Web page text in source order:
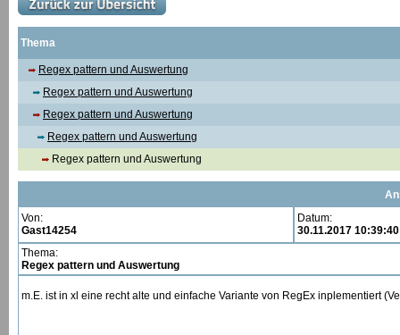
Thema
Regex pattern und Auswertung
Regex pattern und Auswertung
Regex pattern und Auswertung
Regex pattern und Auswertung
Regex pattern und Auswertung
Von:
Gast14254
Datum:
30.11.2017 10:39:40
Thema:
Regex pattern und Auswertung
m.E. ist in xl eine recht alte und einfache Variante von RegEx inplementiert